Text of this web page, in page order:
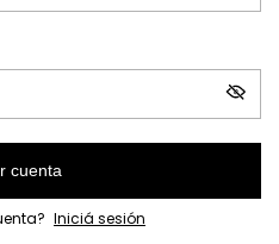
cuenta
Iniciá sesión